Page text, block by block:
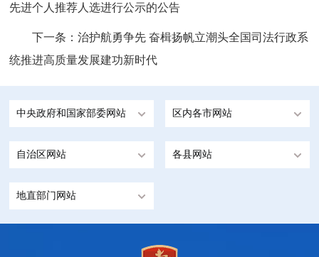
先进个人推荐人选进行公示的公告
下一条：治护航勇争先 奋楫扬帆立潮头全国司法行政系
统推进高质量发展建功新时代
中央政府和国家部委网站 区内各市网站
自治区网站 各县网站
地直部门网站